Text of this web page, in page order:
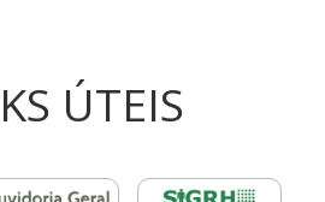
ÚTEIS